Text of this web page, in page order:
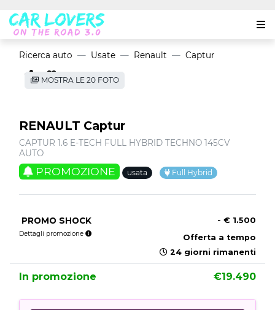
Ricerca auto Usate Renault Captur
MOSTRA LE 20 FOTO
RENAULT Captur
CAPTUR 1.6 E-TECH FULL HYBRID TECHNO 145CV
AUTO
PROMOZIONE usata Full Hybrid
PROMO SHOCK
Dettagli promozione
- € 1.500
Offerta a tempo
24 giorni rimanenti
In promozione €19.490